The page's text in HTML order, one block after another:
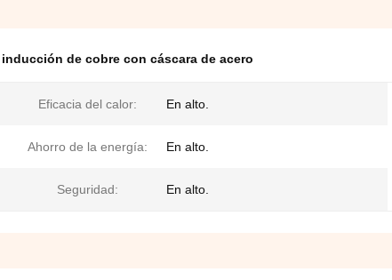
de cobre con cáscara de acero
Eficacia del calor: En alto.
Ahorro de la energía: En alto.
Seguridad: En alto.